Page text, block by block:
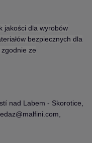
jakości dla wyrobów
bezpiecznych dla
ze
nad Labem - Skorotice,